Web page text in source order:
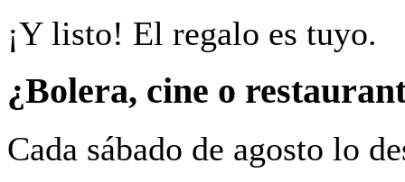
¡Y listo! El regalo es tuyo.
¿Bolera, cine o
Cada sábado de agosto lo